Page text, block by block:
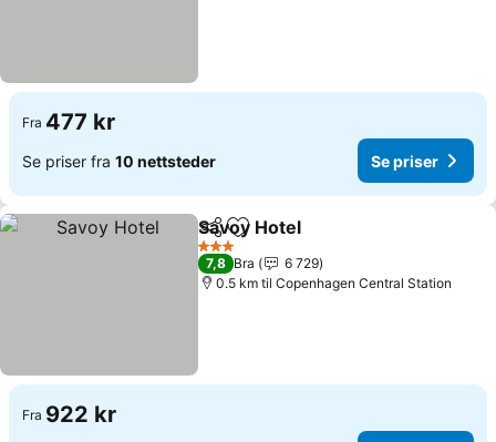
Fra 477 kr
Se priser fra 10 nettsteder Se priser
Del Legg til i favoritter
Savoy Hotel
3 Stjerner
7,8 Bra
6 729
0.5 km til Copenhagen Central Station
Fra 922 kr